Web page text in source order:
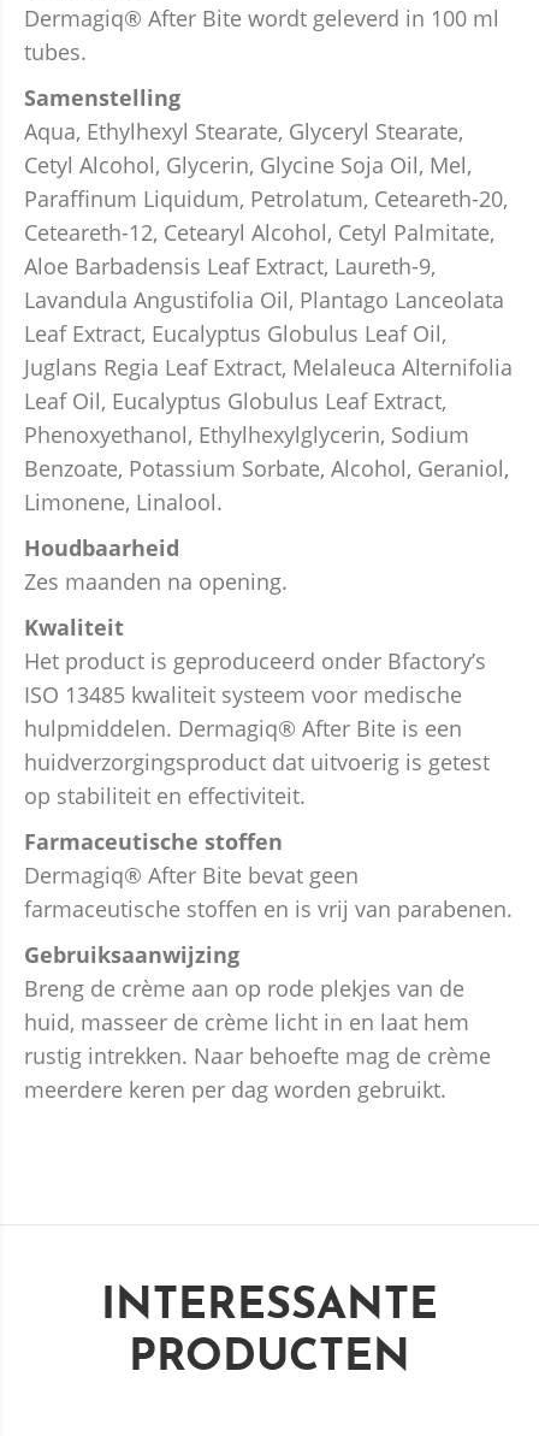
Dermagiq® After Bite wordt geleverd in 100 ml
tubes.
Samenstelling
Aqua, Ethylhexyl Stearate, Glyceryl Stearate,
Cetyl Alcohol, Glycerin, Glycine Soja Oil, Mel,
Paraffinum Liquidum, Petrolatum, Ceteareth-20,
Ceteareth-12, Cetearyl Alcohol, Cetyl Palmitate,
Aloe Barbadensis Leaf Extract, Laureth-9,
Lavandula Angustifolia Oil, Plantago Lanceolata
Leaf Extract, Eucalyptus Globulus Leaf Oil,
Juglans Regia Leaf Extract, Melaleuca Alternifolia
Leaf Oil, Eucalyptus Globulus Leaf Extract,
Phenoxyethanol, Ethylhexylglycerin, Sodium
Benzoate, Potassium Sorbate, Alcohol, Geraniol,
Limonene, Linalool.
Houdbaarheid
Zes maanden na opening.
Kwaliteit
Het product is geproduceerd onder Bfactory’s
ISO 13485 kwaliteit systeem voor medische
hulpmiddelen. Dermagiq® After Bite is een
huidverzorgingsproduct dat uitvoerig is getest
op stabiliteit en effectiviteit.
Farmaceutische stoffen
Dermagiq® After Bite bevat geen
farmaceutische stoffen en is vrij van parabenen.
Gebruiksaanwijzing
Breng de crème aan op rode plekjes van de
huid, masseer de crème licht in en laat hem
rustig intrekken. Naar behoefte mag de crème
meerdere keren per dag worden gebruikt.
INTERESSANTE
PRODUCTEN